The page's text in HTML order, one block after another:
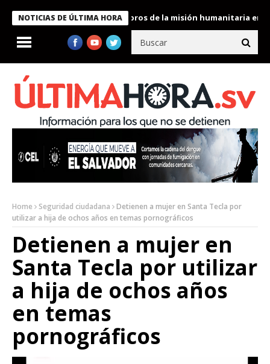
NOTICIAS DE ÚLTIMA HORA
Bukele condecora a miembros de la misión humanitaria enviada
Home Seguridad ciudadana
Detienen a mujer en Santa Tecla por
utilizar a hija de ochos años en temas pornográficos
Detienen a mujer en
Santa Tecla por utilizar
a hija de ochos años
en temas
pornográficos